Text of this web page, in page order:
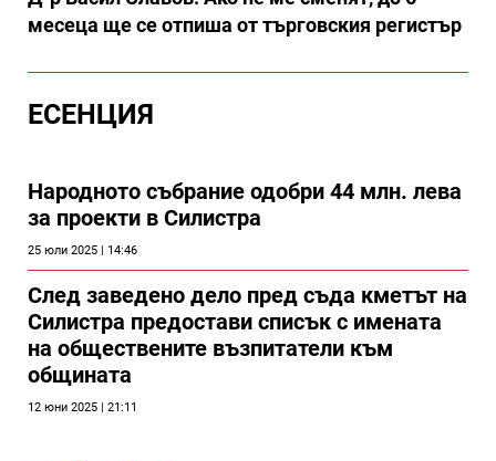
месеца ще се отпиша от търговския регистър
ЕСЕНЦИЯ
Народното събрание одобри 44 млн. лева
за проекти в Силистра
25 юли 2025 | 14:46
След заведено дело пред съда кметът на
Силистра предостави списък с имената
на обществените възпитатели към
общината
12 юни 2025 | 21:11